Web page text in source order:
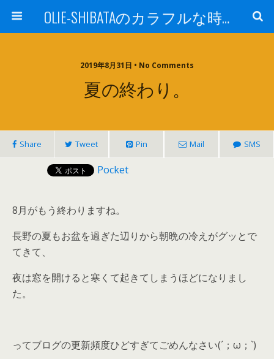
OLIE-SHIBATAのカラフルな時間
2019年8月31日 • No Comments
夏の終わり。
Share Tweet Pin Mail SMS
Pocket
8月がもう終わりますね。
長野の夏もお盆を過ぎた辺りから朝晩の冷えがグッとで
てきて、
夜は窓を開けると寒くて起きてしまうほどになりまし
た。
ってブログの更新頻度ひどすぎてごめんなさい(´；ω；`)